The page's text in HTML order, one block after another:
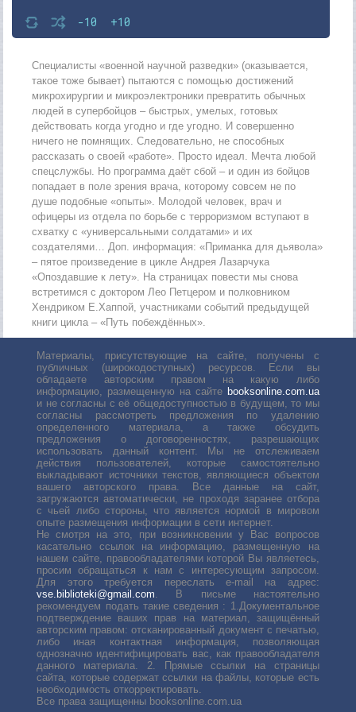
-10 +10
Специалисты «военной научной разведки» (оказывается,
такое тоже бывает) пытаются с помощью достижений
микрохирургии и микроэлектроники превратить обычных
людей в супербойцов – быстрых, умелых, готовых
действовать когда угодно и где угодно. И совершенно
ничего не помнящих. Следовательно, не способных
рассказать о своей «работе». Просто идеал. Мечта любой
спецслужбы. Но программа даёт сбой – и один из бойцов
попадает в поле зрения врача, которому совсем не по
душе подобные «опыты». Молодой человек, врач и
офицеры из отдела по борьбе с терроризмом вступают в
схватку с «универсальными солдатами» и их
создателями… Доп. информация: «Приманка для дьявола»
– пятое произведение в цикле Андрея Лазарчука
«Опоздавшие к лету». На страницах повести мы снова
встретимся с доктором Лео Петцером и полковником
Хендриком Е.Хаппой, участниками событий предыдущей
книги цикла – «Путь побеждённых».
Материалы, присутствующие на сайте, получены с
публичных (широкодоступных) ресурсов. Если вы
обладаете авторским правом на какую либо
информацию, размещенную на сайте booksonline.com.ua
и не согласны с её общедоступностью в будущем, то мы
согласны рассмотреть предложения по удалению
определенного материала, а также обсудить
предложения о договоренностях, разрешающих
использовать данный контент. Мы не отслеживаем
действия пользователей, которые самостоятельно
выкладывают источники текстов, являющиеся объектом
вашего авторского права. Все данные на сайт,
загружаются автоматически, не проходя заранее отбора
с чьей либо стороны, что является нормой в мировом
опыте размещения информации в сети интернет.
Не смотря на это, при возникновении у Вас вопросов
касательно ссылок на информацию, размещенную на
нашем сайте, правообладателями которой Вы являетесь,
просим обращаться к нам с интересующим запросом.
Для этого требуется переслать е-mail на адрес:
vse.biblioteki@gmail.com. В письме настоятельно
рекомендуем подать такие сведения : 1.Документальное
подтверждение ваших прав на материал, защищённый
авторским правом: отсканированный документ с печатью,
либо иная контактная информация, позволяющая
однозначно идентифицировать вас, как правообладателя
данного материала. 2. Прямые ссылки на страницы
сайта, которые содержат ссылки на файлы, которые есть
необходимость откорректировать.
Все права защищенны booksonline.com.ua